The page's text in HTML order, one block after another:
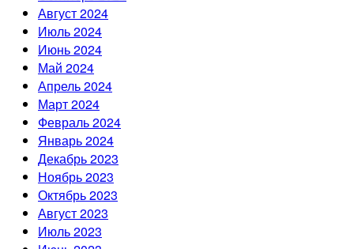
Август 2024
Июль 2024
Июнь 2024
Май 2024
Апрель 2024
Март 2024
Февраль 2024
Январь 2024
Декабрь 2023
Ноябрь 2023
Октябрь 2023
Август 2023
Июль 2023